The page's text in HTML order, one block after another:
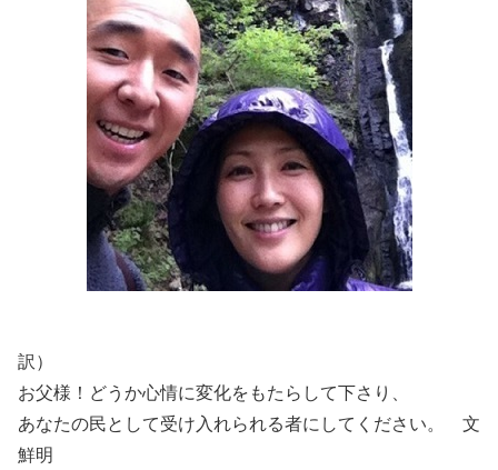
訳）
お父様！どうか心情に変化をもたらして下さり、
あなたの民として受け入れられる者にしてください。 文
鮮明